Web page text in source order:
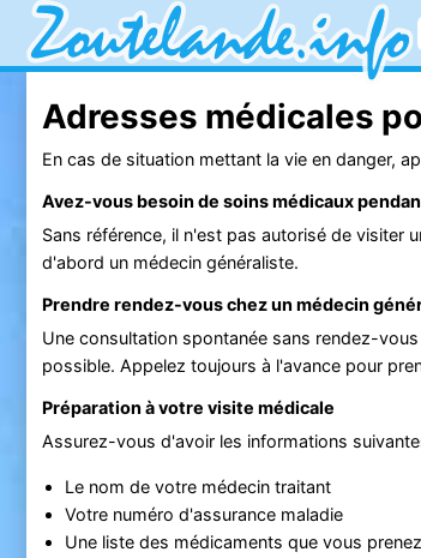
Adresses médicales
En cas de situation mettant la vie en danger,
Avez-vous besoin de soins médicaux
Sans référence, il n'est pas autorisé de visiter
d'abord un médecin généraliste.
Prendre rendez-vous chez un médecin
Une consultation spontanée sans rendez-
possible. Appelez toujours à l'avance pour
Préparation à votre visite médicale
Assurez-vous d'avoir les informations
Le nom de votre médecin traitant
Votre numéro d'assurance maladie
Une liste des médicaments que vous